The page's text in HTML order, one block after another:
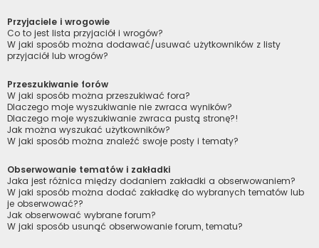
Przyjaciele i wrogowie
Co to jest lista przyjaciół i wrogów?
W jaki sposób można dodawać/usuwać użytkowników z listy
przyjaciół lub wrogów?
Przeszukiwanie forów
W jaki sposób można przeszukiwać fora?
Dlaczego moje wyszukiwanie nie zwraca wyników?
Dlaczego moje wyszukiwanie zwraca pustą stronę?!
Jak można wyszukać użytkowników?
W jaki sposób można znaleźć swoje posty i tematy?
Obserwowanie tematów i zakładki
Jaka jest różnica między dodaniem zakładki a obserwowaniem?
W jaki sposób można dodać zakładkę do wybranych tematów lub
je obserwować??
Jak obserwować wybrane forum?
W jaki sposób usunąć obserwowanie forum, tematu?